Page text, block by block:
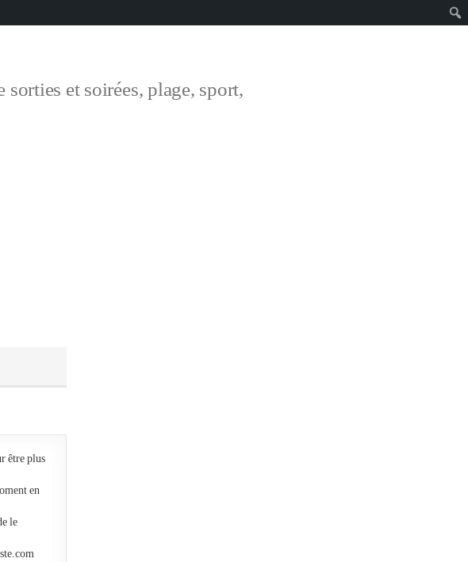
et soirées, plage, sport,
être plus
en
le